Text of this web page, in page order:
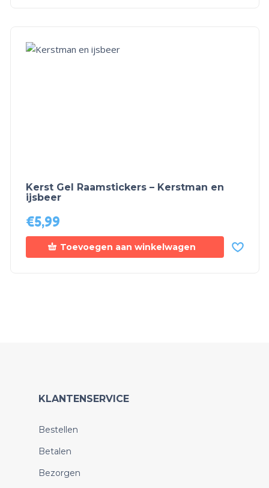
Kerst Gel Raamstickers – Kerstman en
ijsbeer
€5,99
Toevoegen aan winkelwagen
KLANTENSERVICE
Bestellen
Betalen
Bezorgen